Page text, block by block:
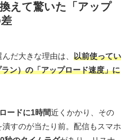
えて驚いた「アップ
だ大きな理由は、 以前使ってい
ン）の「アップロード速度」に
ードに1時間近くかかり、その
すのが当たり前。配信もスマホ